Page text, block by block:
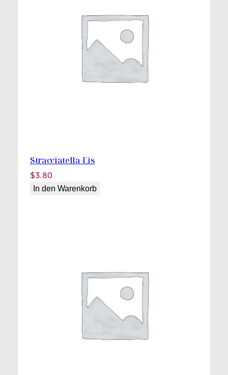
Stracciatella-Eis
$3.80
In den Warenkorb